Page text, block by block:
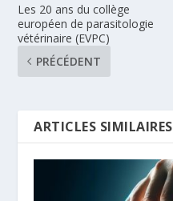
Les 20 ans du collège
européen de parasitologie
vétérinaire (EVPC)
PRÉCÉDENT
ARTICLES SIMILAIRES